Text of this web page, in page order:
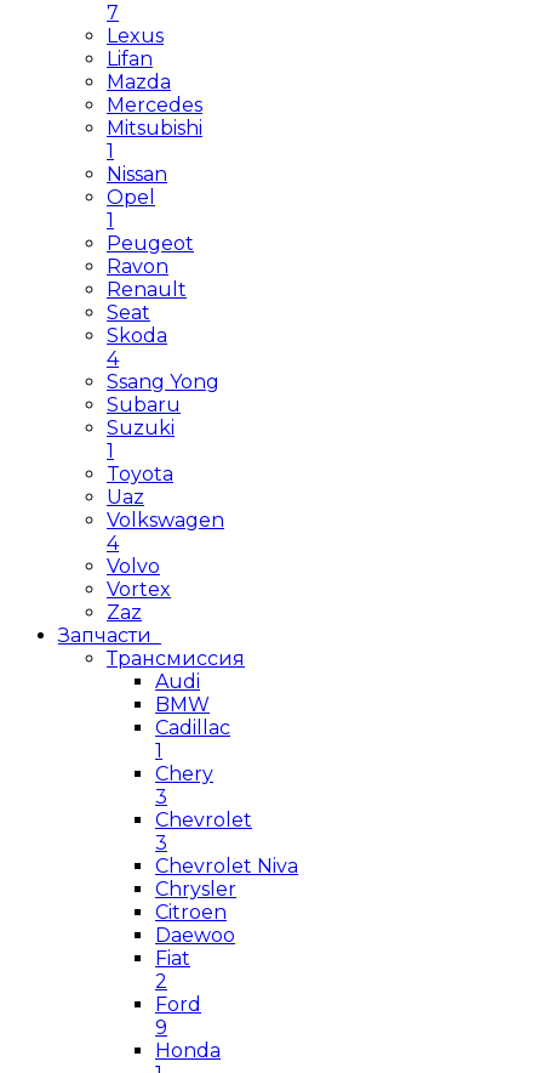
7
Lexus
Lifan
Mazda
Mercedes
Mitsubishi
1
Nissan
Opel
1
Peugeot
Ravon
Renault
Seat
Skoda
4
Ssang Yong
Subaru
Suzuki
1
Toyota
Uaz
Volkswagen
4
Volvo
Vortex
Zaz
Запчасти
Трансмиссия
Audi
BMW
Cadillac
1
Chery
3
Chevrolet
3
Chevrolet Niva
Chrysler
Citroen
Daewoo
Fiat
2
Ford
9
Honda